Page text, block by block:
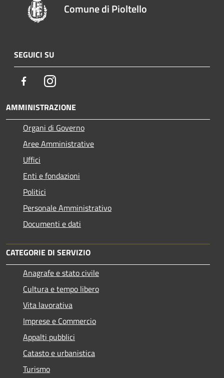
Comune di Pioltello
SEGUICI SU
FacebookInstagram
AMMINISTRAZIONE
Organi di Governo
Aree Amministrative
Uffici
Enti e fondazioni
Politici
Personale Amministrativo
Documenti e dati
CATEGORIE DI SERVIZIO
Anagrafe e stato civile
Cultura e tempo libero
Vita lavorativa
Imprese e Commercio
Appalti pubblici
Catasto e urbanistica
Turismo